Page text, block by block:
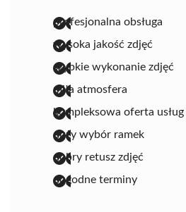
profesjonalna obsługa
wysoka jakość zdjęć
szybkie wykonanie zdjęć
miła atmosfera
kompleksowa oferta usług
duży wybór ramek
dobry retusz zdjęć
dogodne terminy